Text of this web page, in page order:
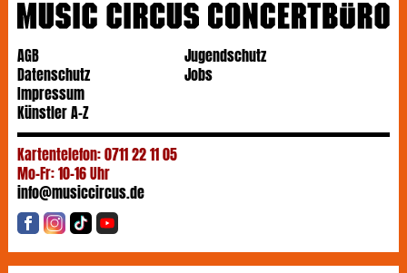
AGB
Datenschutz
Impressum
Jugendschutz
Jobs
Künstler A-Z
Kartentelefon: 0711 22 11 05
Mo-Fr: 10-16 Uhr
info@musiccircus.de